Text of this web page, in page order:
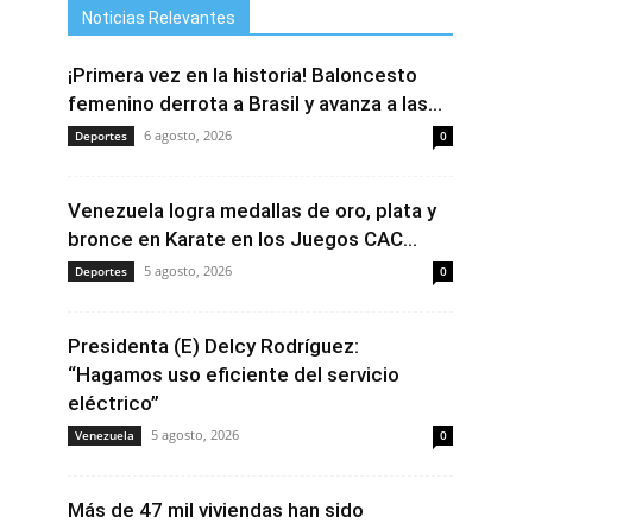
Noticias Relevantes
¡Primera vez en la historia! Baloncesto
femenino derrota a Brasil y avanza a las...
Deportes 6 agosto, 2026 0
Venezuela logra medallas de oro, plata y
bronce en Karate en los Juegos CAC...
Deportes 5 agosto, 2026 0
Presidenta (E) Delcy Rodríguez:
“Hagamos uso eficiente del servicio
eléctrico”
Venezuela 5 agosto, 2026 0
Más de 47 mil viviendas han sido